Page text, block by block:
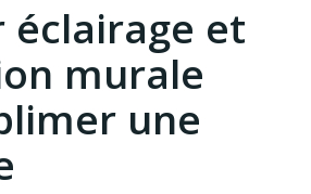
éclairage et
murale
une